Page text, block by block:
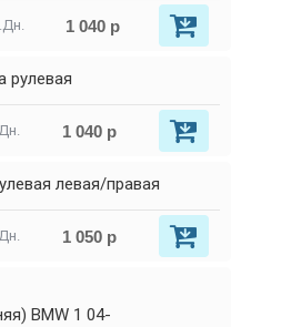
1 040 р
рулевая
1 040 р
левая/правая
1 050 р
BMW 1 04-